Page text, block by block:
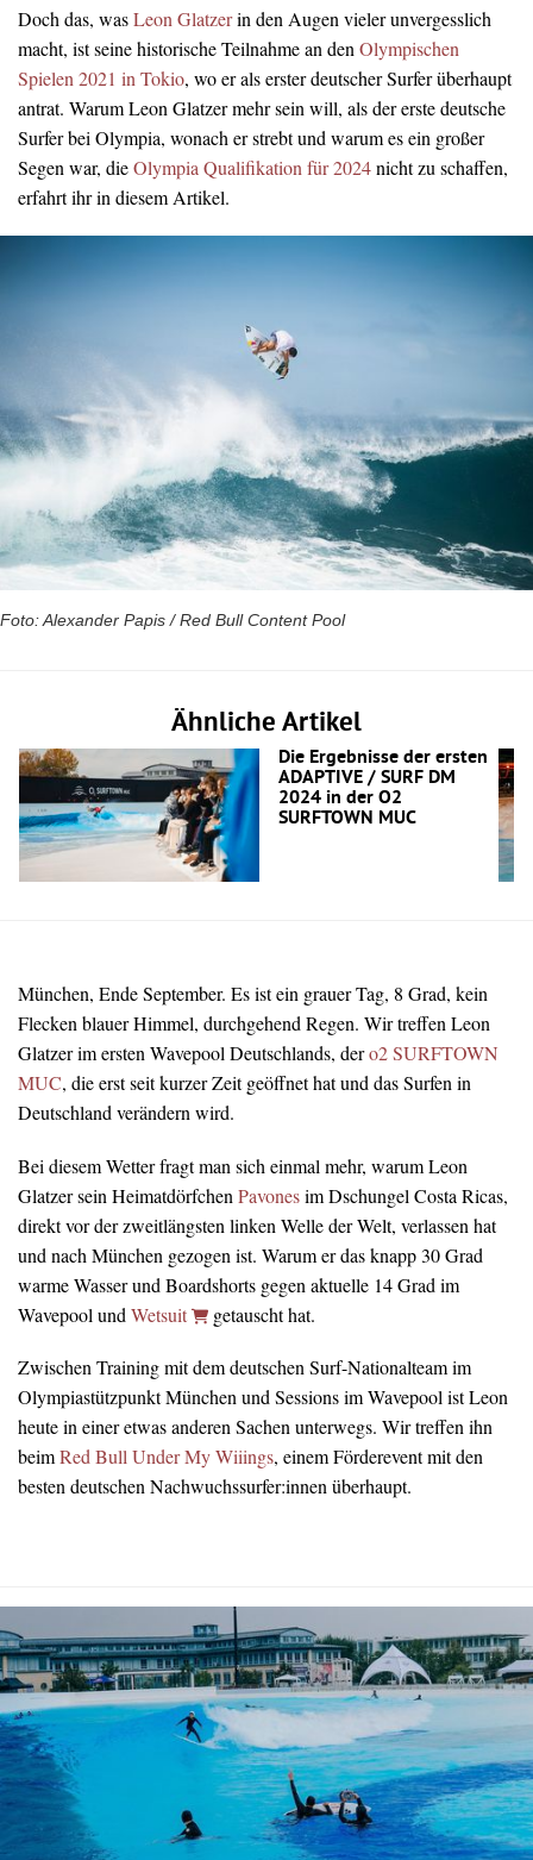
Doch das, wasLeon Glatzerin den Augen vieler unvergesslich
macht, ist seine historische Teilnahme an denOlympischen
Spielen 2021 in Tokio, wo er als erster deutscher Surfer überhaupt
antrat. Warum Leon Glatzer mehr sein will, als der erste deutsche
Surfer bei Olympia, wonach er strebt und warum es ein großer
Segen war, dieOlympia Qualifikation für 2024nicht zu schaffen,
erfahrt ihr in diesem Artikel.
Foto: Alexander Papis / Red Bull Content Pool
Ähnliche Artikel
Die Ergebnisse der ersten
ADAPTIVE / SURF DM
2024 in der O2
SURFTOWN MUC
München, Ende September. Es ist ein grauer Tag, 8 Grad, kein
Flecken blauer Himmel, durchgehend Regen. Wir treffen Leon
Glatzer im ersten Wavepool Deutschlands, dero2 SURFTOWN
MUC, die erst seit kurzer Zeit geöffnet hat und das Surfen in
Deutschland verändern wird.
Bei diesem Wetter fragt man sich einmal mehr, warum Leon
Glatzer sein Heimatdörfchen Pavonesim Dschungel Costa Ricas,
direkt vor der zweitlängsten linken Welle der Welt, verlassen hat
und nach München gezogen ist. Warum er das knapp 30 Grad
warme Wasser und Boardshorts gegen aktuelle 14 Grad im
Wavepool und Wetsuit getauscht hat.
Zwischen Training mit dem deutschen Surf-Nationalteam im
Olympiastützpunkt München und Sessions im Wavepool ist Leon
heute in einer etwas anderen Sachen unterwegs. Wir treffen ihn
beimRed Bull Under My Wiiings, einem Förderevent mit den
besten deutschen Nachwuchssurfer:innen überhaupt.